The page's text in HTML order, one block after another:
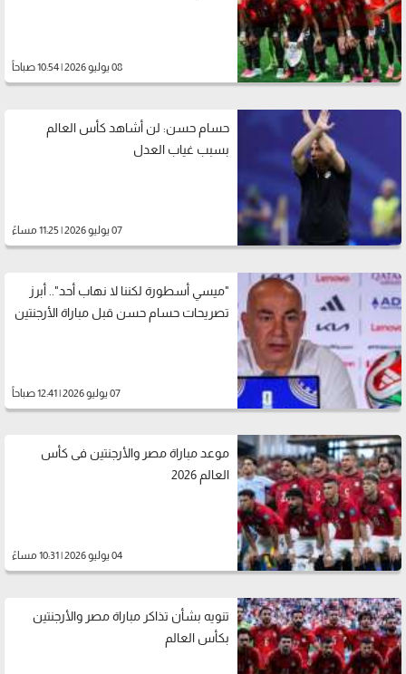
08 يوليو 2026 | 10:54 صباحاً
حسام حسن: لن أشاهد كأس العالم
بسبب غياب العدل
07 يوليو 2026 | 11:25 مساءً
"ميسي أسطورة لكننا لا نهاب أحد".. أبرز
تصريحات حسام حسن قبل مباراة الأرجنتين
07 يوليو 2026 | 12:41 صباحاً
موعد مباراة مصر والأرجنتين فى كأس
العالم 2026
04 يوليو 2026 | 10:31 مساءً
تنويه بشأن تذاكر مباراة مصر والأرجنتين
بكأس العالم